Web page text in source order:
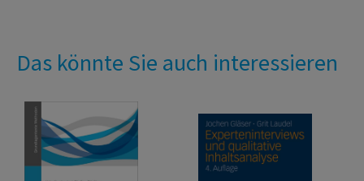
Das könnte Sie auch interessieren